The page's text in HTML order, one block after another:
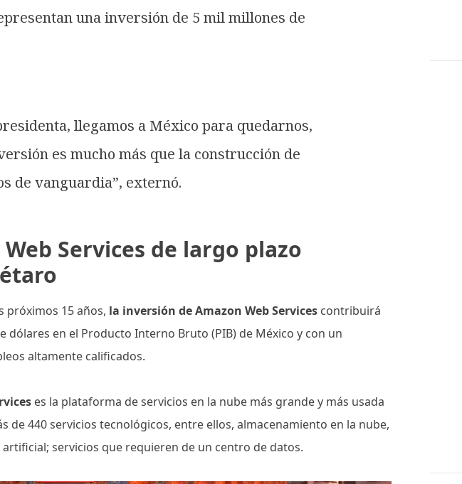
una inversión de 5 mil millones de
llegamos a México para quedarnos,
es mucho más que la construcción de
de vanguardia”, externó.
Services de largo plazo
próximos 15 años, la inversión de Amazon Web Services contribuirá
dólares en el Producto Interno Bruto (PIB) de México y con un
altamente calificados.
es la plataforma de servicios en la nube más grande y más usada
de 440 servicios tecnológicos, entre ellos, almacenamiento en la nube,
servicios que requieren de un centro de datos.